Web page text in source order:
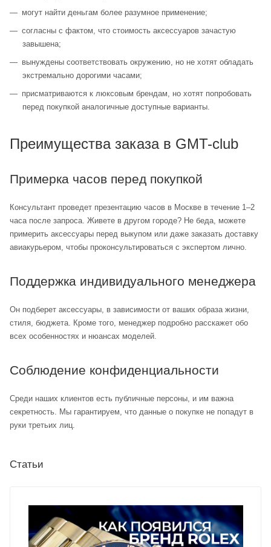
могут найти деньгам более разумное применение;
согласны с фактом, что стоимость аксессуаров зачастую
завышена;
вынуждены соответствовать окружению, но не хотят обладать
экстремально дорогими часами;
присматриваются к люксовым брендам, но хотят попробовать
перед покупкой аналогичные доступные варианты.
Преимущества заказа в GMT-club
Примерка часов перед покупкой
Консультант проведет презентацию часов в Москве в течение 1–2
часа после запроса. Живете в другом городе? Не беда, можете
примерить аксессуары перед выкупом или даже заказать доставку
авиакурьером, чтобы проконсультироваться с экспертом лично.
Поддержка индивидуального менеджера
Он подберет аксессуары, в зависимости от ваших образа жизни,
стиля, бюджета. Кроме того, менеджер подробно расскажет обо
всех особенностях и нюансах моделей.
Соблюдение конфиденциальности
Среди наших клиентов есть публичные персоны, и им важна
секретность. Мы гарантируем, что данные о покупке не попадут в
руки третьих лиц.
Статьи